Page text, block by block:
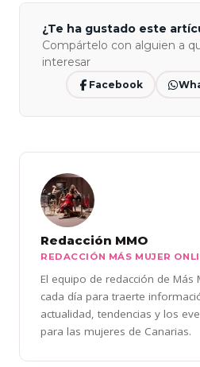
¿Te ha gustado este
Compártelo con alguien a
interesar
Facebook
Redacción MMO
REDACCIÓN MÁS MUJER
El equipo de redacción de Más
cada día para traerte
actualidad, tendencias y los
para las mujeres de Canarias.